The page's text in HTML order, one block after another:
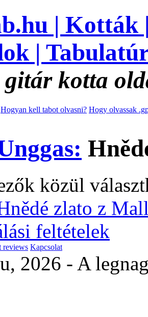
gitár kotta
Hogyan kell tabot olvasni? Hogy olvassak
közül
zlato z
feltételek
reviews Kapcsolat
2026 - A